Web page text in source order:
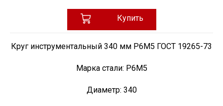
Купить
Круг инструментальный 340 мм Р6М5 ГОСТ 19265-73
Марка стали: Р6М5
Диаметр: 340